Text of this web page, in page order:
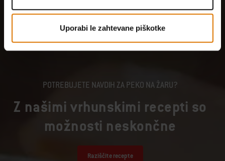
Uporabi le zahtevane piškotke
POTREBUJETE NAVDIH ZA PEKO NA ŽARU?
Z našimi vrhunskimi recepti so
možnosti neskončne
Raziščite recepte